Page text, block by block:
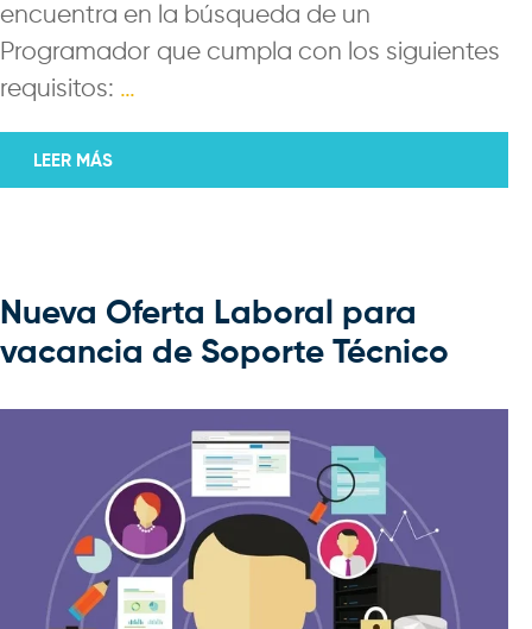
encuentra en la búsqueda de un
Programador que cumpla con los siguientes
requisitos: …
LEER MÁS
Nueva Oferta Laboral para
vacancia de Soporte Técnico